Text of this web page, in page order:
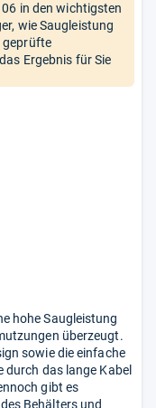
in den wichtigsten
wie Saugleistung
geprüfte
Ergebnis für Sie
hohe Saugleistung
überzeugt.
sowie die einfache
durch das lange Kabel
gibt es
Behälters und